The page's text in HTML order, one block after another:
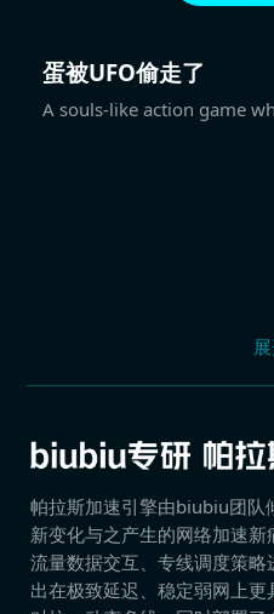
蛋被UFO偷走了
A souls-like action game
帕拉斯加速引擎由biubiu团队
新变化与之产生的网络加速新
流量数据交互、专线调度策
出在极致延迟、稳定弱网上